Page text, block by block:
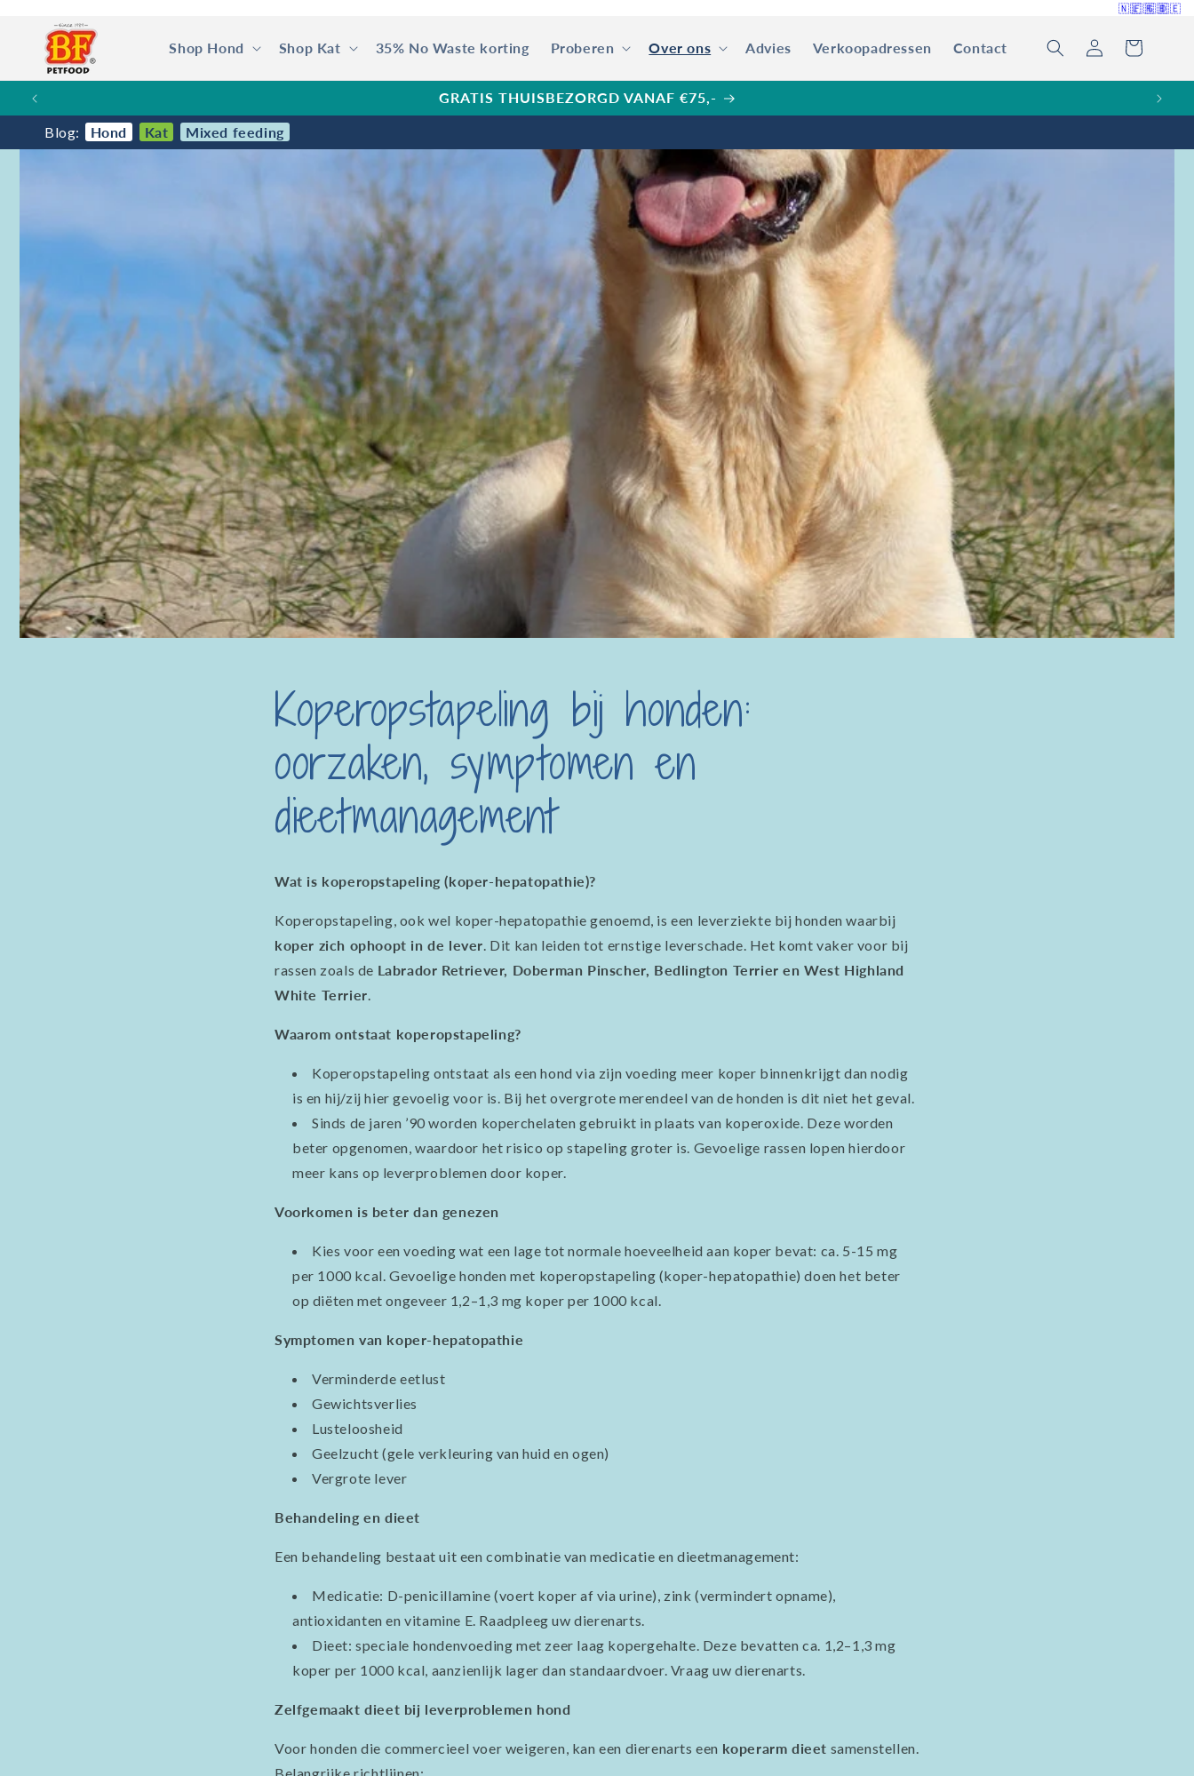
naar de
content
🇳🇱🇫🇷🇬🇧🇩🇪
Shop Hond Shop Kat 35% No Waste korting Proberen Over ons Advies Verkoopadressen Contact InloggenWinkelwagen
SPAAR VOOR GRATIS VERPAKKING! Zie Spaarkaart actie
Blog: Hond Kat Mixed feeding
Koperopstapeling bij honden:
oorzaken, symptomen en
dieetmanagement
Wat is koperopstapeling (koper-hepatopathie)?
Koperopstapeling, ook wel koper-hepatopathie genoemd, is een leverziekte bij honden waarbij
koper zich ophoopt in de lever. Dit kan leiden tot ernstige leverschade. Het komt vaker voor bij
rassen zoals de Labrador Retriever, Doberman Pinscher, Bedlington Terrier en West Highland
White Terrier.
Waarom ontstaat koperopstapeling?
Koperopstapeling ontstaat als een hond via zijn voeding meer koper binnenkrijgt dan nodig
is en hij/zij hier gevoelig voor is. Bij het overgrote merendeel van de honden is dit niet het geval.
Sinds de jaren ’90 worden koperchelaten gebruikt in plaats van koperoxide. Deze worden
beter opgenomen, waardoor het risico op stapeling groter is. Gevoelige rassen lopen hierdoor
meer kans op leverproblemen door koper.
Voorkomen is beter dan genezen
Kies voor een voeding wat een lage tot normale hoeveelheid aan koper bevat: ca. 5-15 mg
per 1000 kcal. Gevoelige honden met koperopstapeling (koper-hepatopathie) doen het beter
op diëten met ongeveer 1,2–1,3 mg koper per 1000 kcal.
Symptomen van koper-hepatopathie
Verminderde eetlust
Gewichtsverlies
Lusteloosheid
Geelzucht (gele verkleuring van huid en ogen)
Vergrote lever
Behandeling en dieet
Een behandeling bestaat uit een combinatie van medicatie en dieetmanagement:
Medicatie: D-penicillamine (voert koper af via urine), zink (vermindert opname),
antioxidanten en vitamine E. Raadpleeg uw dierenarts.
Dieet: speciale hondenvoeding met zeer laag kopergehalte. Deze bevatten ca. 1,2–1,3 mg
koper per 1000 kcal, aanzienlijk lager dan standaardvoer. Vraag uw dierenarts.
Zelfgemaakt dieet bij leverproblemen hond
Voor honden die commercieel voer weigeren, kan een dierenarts een koperarm dieet samenstellen.